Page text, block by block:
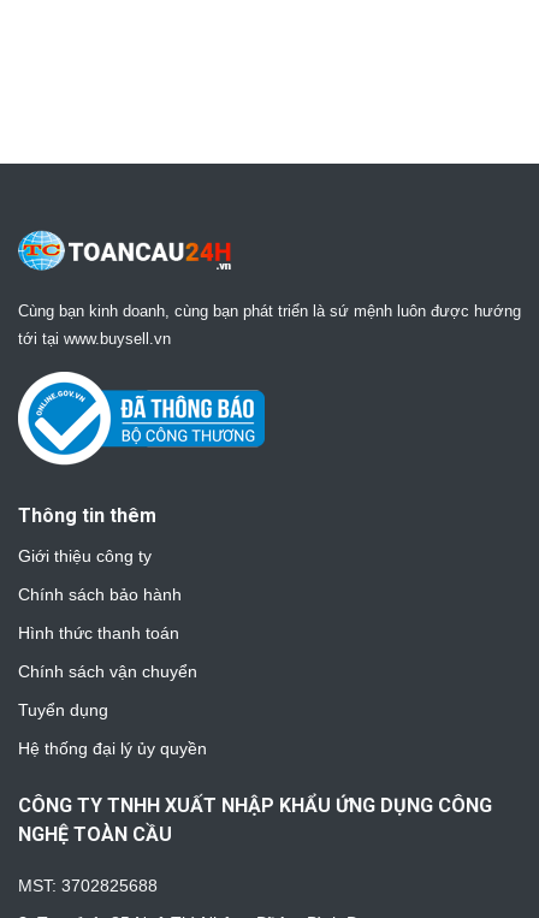
Cùng bạn kinh doanh, cùng bạn phát triển là sứ mệnh luôn được hướng
tới tại www.buysell.vn
Thông tin thêm
Giới thiệu công ty
Chính sách bảo hành
Hình thức thanh toán
Chính sách vận chuyển
Tuyển dụng
Hệ thống đại lý ủy quyền
CÔNG TY TNHH XUẤT NHẬP KHẨU ỨNG DỤNG CÔNG
NGHỆ TOÀN CẦU
MST: 3702825688